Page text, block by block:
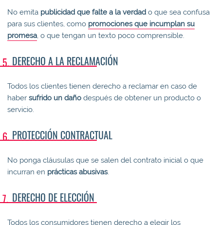
No emita publicidad que falte a la verdad o que sea confusa
para sus clientes, como promociones que incumplan su
promesa, o que tengan un texto poco comprensible.
DERECHO A LA RECLAMACIÓN
Todos los clientes tienen derecho a reclamar en caso de
haber sufrido un daño después de obtener un producto o
servicio.
PROTECCIÓN CONTRACTUAL
No ponga cláusulas que se salen del contrato inicial o que
incurran en prácticas abusivas.
DERECHO DE ELECCIÓN
Todos los consumidores tienen derecho a elegir los